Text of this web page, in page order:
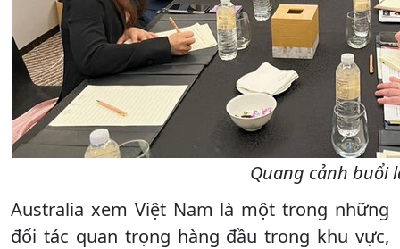
Quang cảnh buổi
Australia xem Việt Nam là một trong những
đối tác quan trọng hàng đầu trong khu vực,